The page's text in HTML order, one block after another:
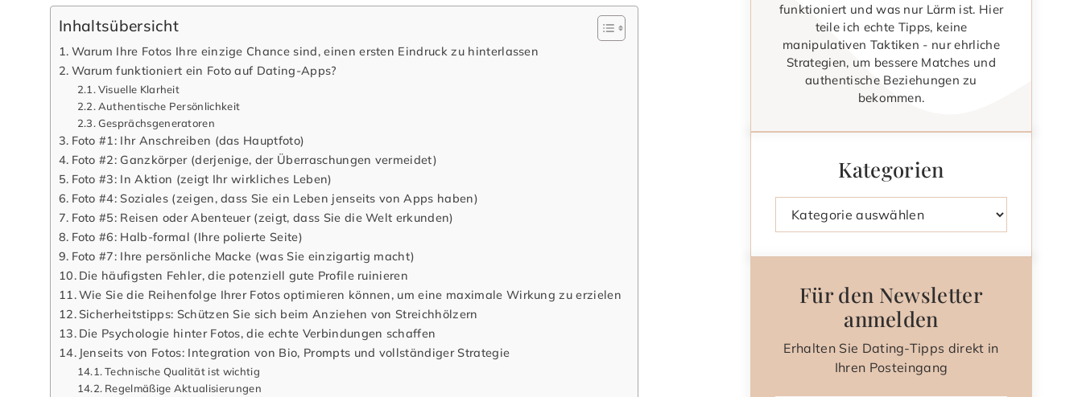
Inhaltsübersicht
Warum Ihre Fotos Ihre einzige Chance sind, einen ersten Eindruck zu hinterlassen
Warum funktioniert ein Foto auf Dating-Apps?
Visuelle Klarheit
Authentische Persönlichkeit
Gesprächsgeneratoren
Foto #1: Ihr Anschreiben (das Hauptfoto)
Foto #2: Ganzkörper (derjenige, der Überraschungen vermeidet)
Foto #3: In Aktion (zeigt Ihr wirkliches Leben)
Foto #4: Soziales (zeigen, dass Sie ein Leben jenseits von Apps haben)
Foto #5: Reisen oder Abenteuer (zeigt, dass Sie die Welt erkunden)
Foto #6: Halb-formal (Ihre polierte Seite)
Foto #7: Ihre persönliche Macke (was Sie einzigartig macht)
Die häufigsten Fehler, die potenziell gute Profile ruinieren
Wie Sie die Reihenfolge Ihrer Fotos optimieren können, um eine maximale Wirkung zu erzielen
Sicherheitstipps: Schützen Sie sich beim Anziehen von Streichhölzern
Die Psychologie hinter Fotos, die echte Verbindungen schaffen
Jenseits von Fotos: Integration von Bio, Prompts und vollständiger Strategie
Technische Qualität ist wichtig
Regelmäßige Aktualisierungen
funktioniert und was nur Lärm ist. Hier
teile ich echte Tipps, keine
manipulativen Taktiken - nur ehrliche
Strategien, um bessere Matches und
authentische Beziehungen zu
bekommen.
Kategorien
Kategorien
Für den Newsletter
anmelden
Erhalten Sie Dating-Tipps direkt in
Ihren Posteingang